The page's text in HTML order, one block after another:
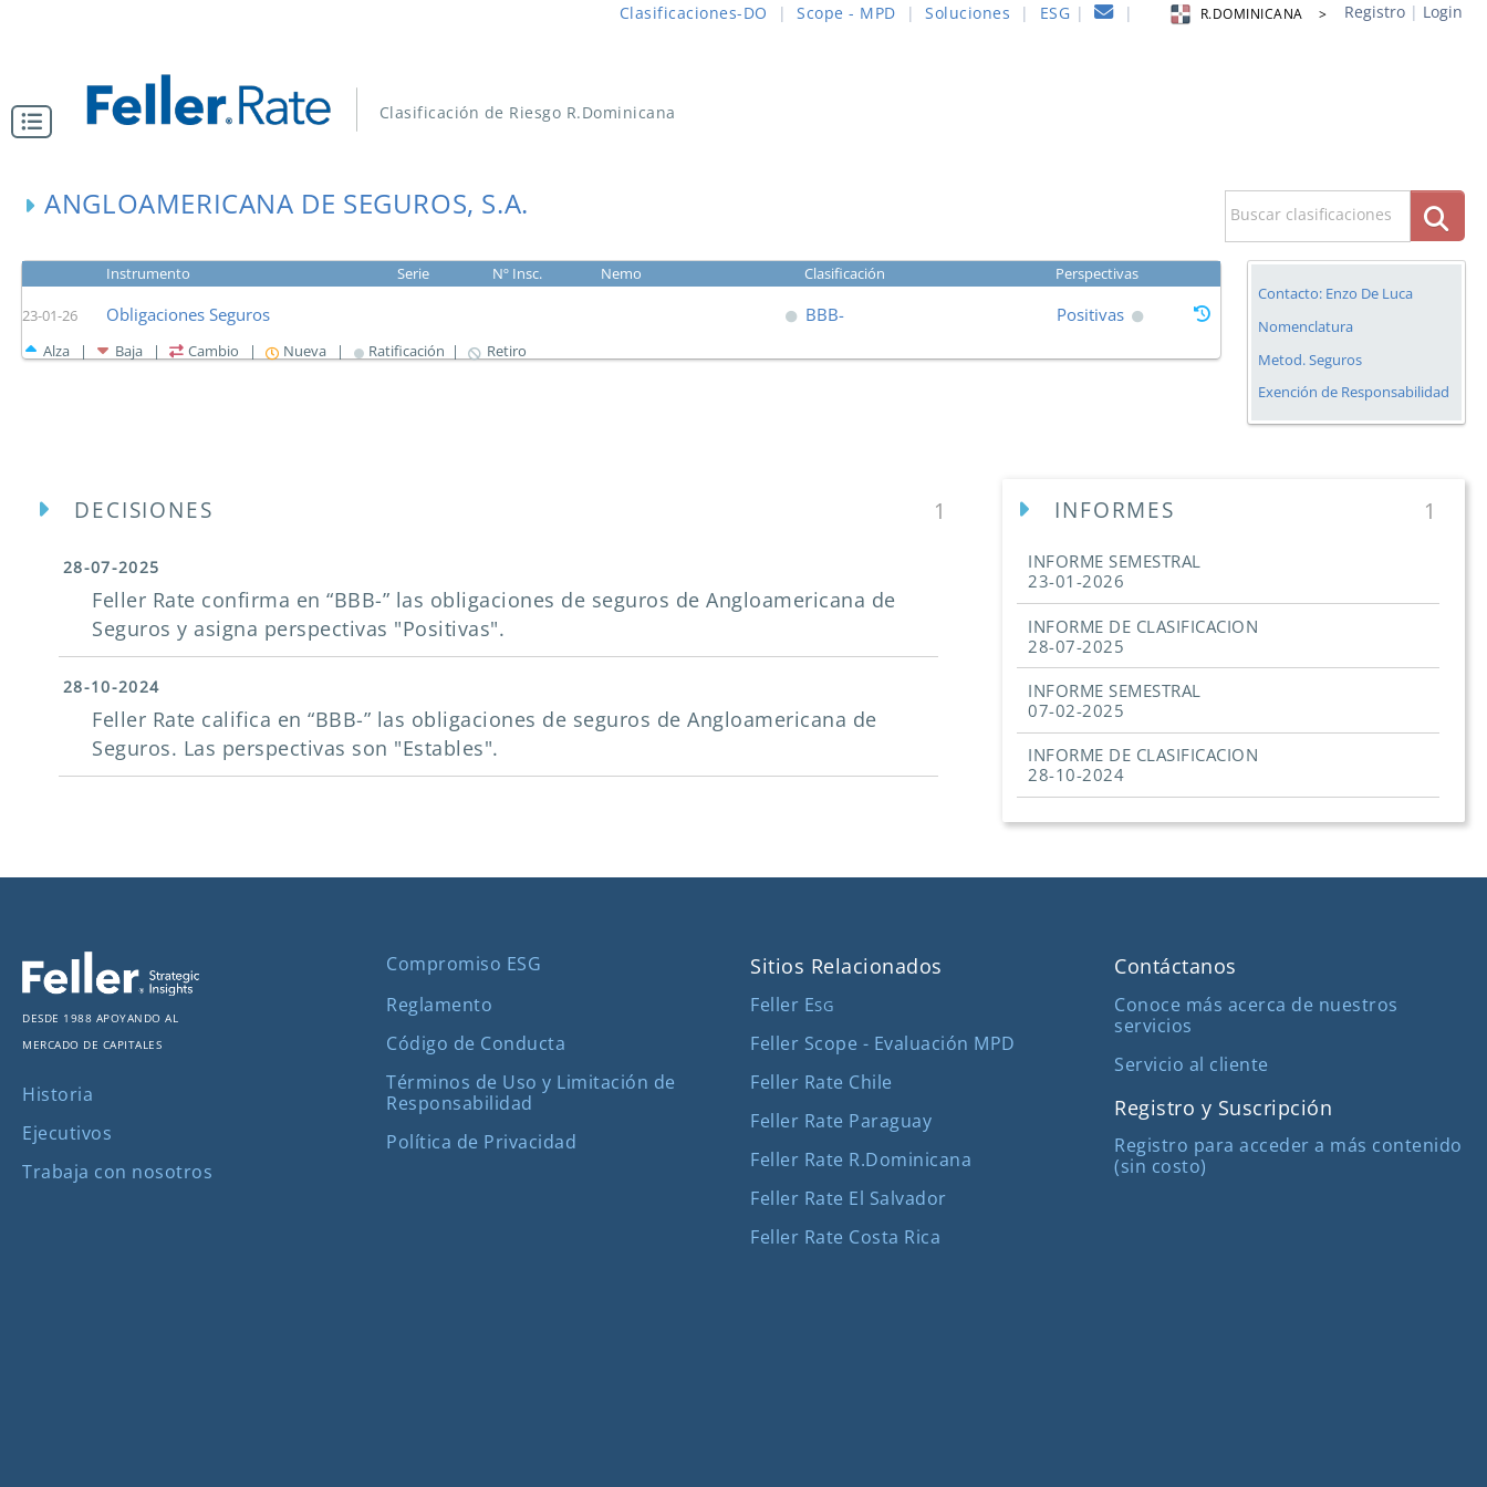
Clasificación de Riesgo R.Dominicana
Clasificaciones-DO |Scope - MPD |Soluciones | ESG | | R.DOMINICANA > Registro| Login
ANGLOAMERICANA DE SEGUROS, S.A. Buscar clasificaciones
Instrumento Serie Nº Insc. Nemo Clasificación Perspectivas
23-01-26 Obligaciones Seguros BBB- Positivas
Alza | Baja | Cambio | Nueva | Ratificación | Retiro
Contacto: Enzo De Luca
Nomenclatura
Metod. Seguros
Exención de Responsabilidad
DECISIONES 1
28-07-2025
Feller Rate confirma en “BBB-” las obligaciones de seguros de Angloamericana de
Seguros y asigna perspectivas "Positivas".
28-10-2024
Feller Rate califica en “BBB-” las obligaciones de seguros de Angloamericana de
Seguros. Las perspectivas son "Estables".
INFORMES 1
INFORME SEMESTRAL
23-01-2026
INFORME DE CLASIFICACION
28-07-2025
INFORME SEMESTRAL
07-02-2025
INFORME DE CLASIFICACION
28-10-2024
Desde 1988 apoyando al
mercado de capitales
Historia
Ejecutivos
Trabaja con nosotros
Compromiso ESG
Reglamento
Código de Conducta
Términos de Uso y Limitación de
Responsabilidad
Política de Privacidad
Sitios Relacionados
Feller ESG
Feller Scope - Evaluación MPD
Feller Rate Chile
Feller Rate Paraguay
Feller Rate R.Dominicana
Feller Rate El Salvador
Feller Rate Costa Rica
Contáctanos
Conoce más acerca de nuestros
servicios
Servicio al cliente
Registro y Suscripción
Registro para acceder a más contenido
(sin costo)